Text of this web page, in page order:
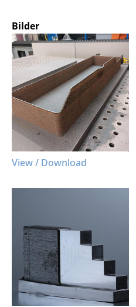
Bilder
View / Download